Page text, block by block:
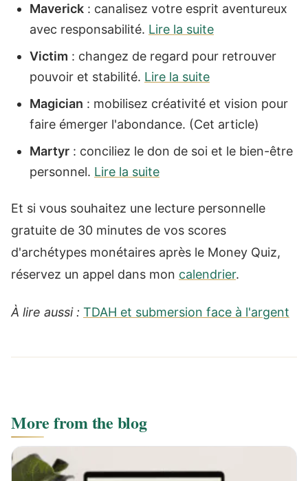
Maverick : canalisez votre esprit aventureux
avec responsabilité. Lire la suite
Victim : changez de regard pour retrouver
pouvoir et stabilité. Lire la suite
Magician : mobilisez créativité et vision pour
faire émerger l'abondance. (Cet article)
Martyr : conciliez le don de soi et le bien-être
personnel. Lire la suite
Et si vous souhaitez une lecture personnelle
gratuite de 30 minutes de vos scores
d'archétypes monétaires après le Money Quiz,
réservez un appel dans mon calendrier.
À lire aussi : TDAH et submersion face à l'argent
More from the blog